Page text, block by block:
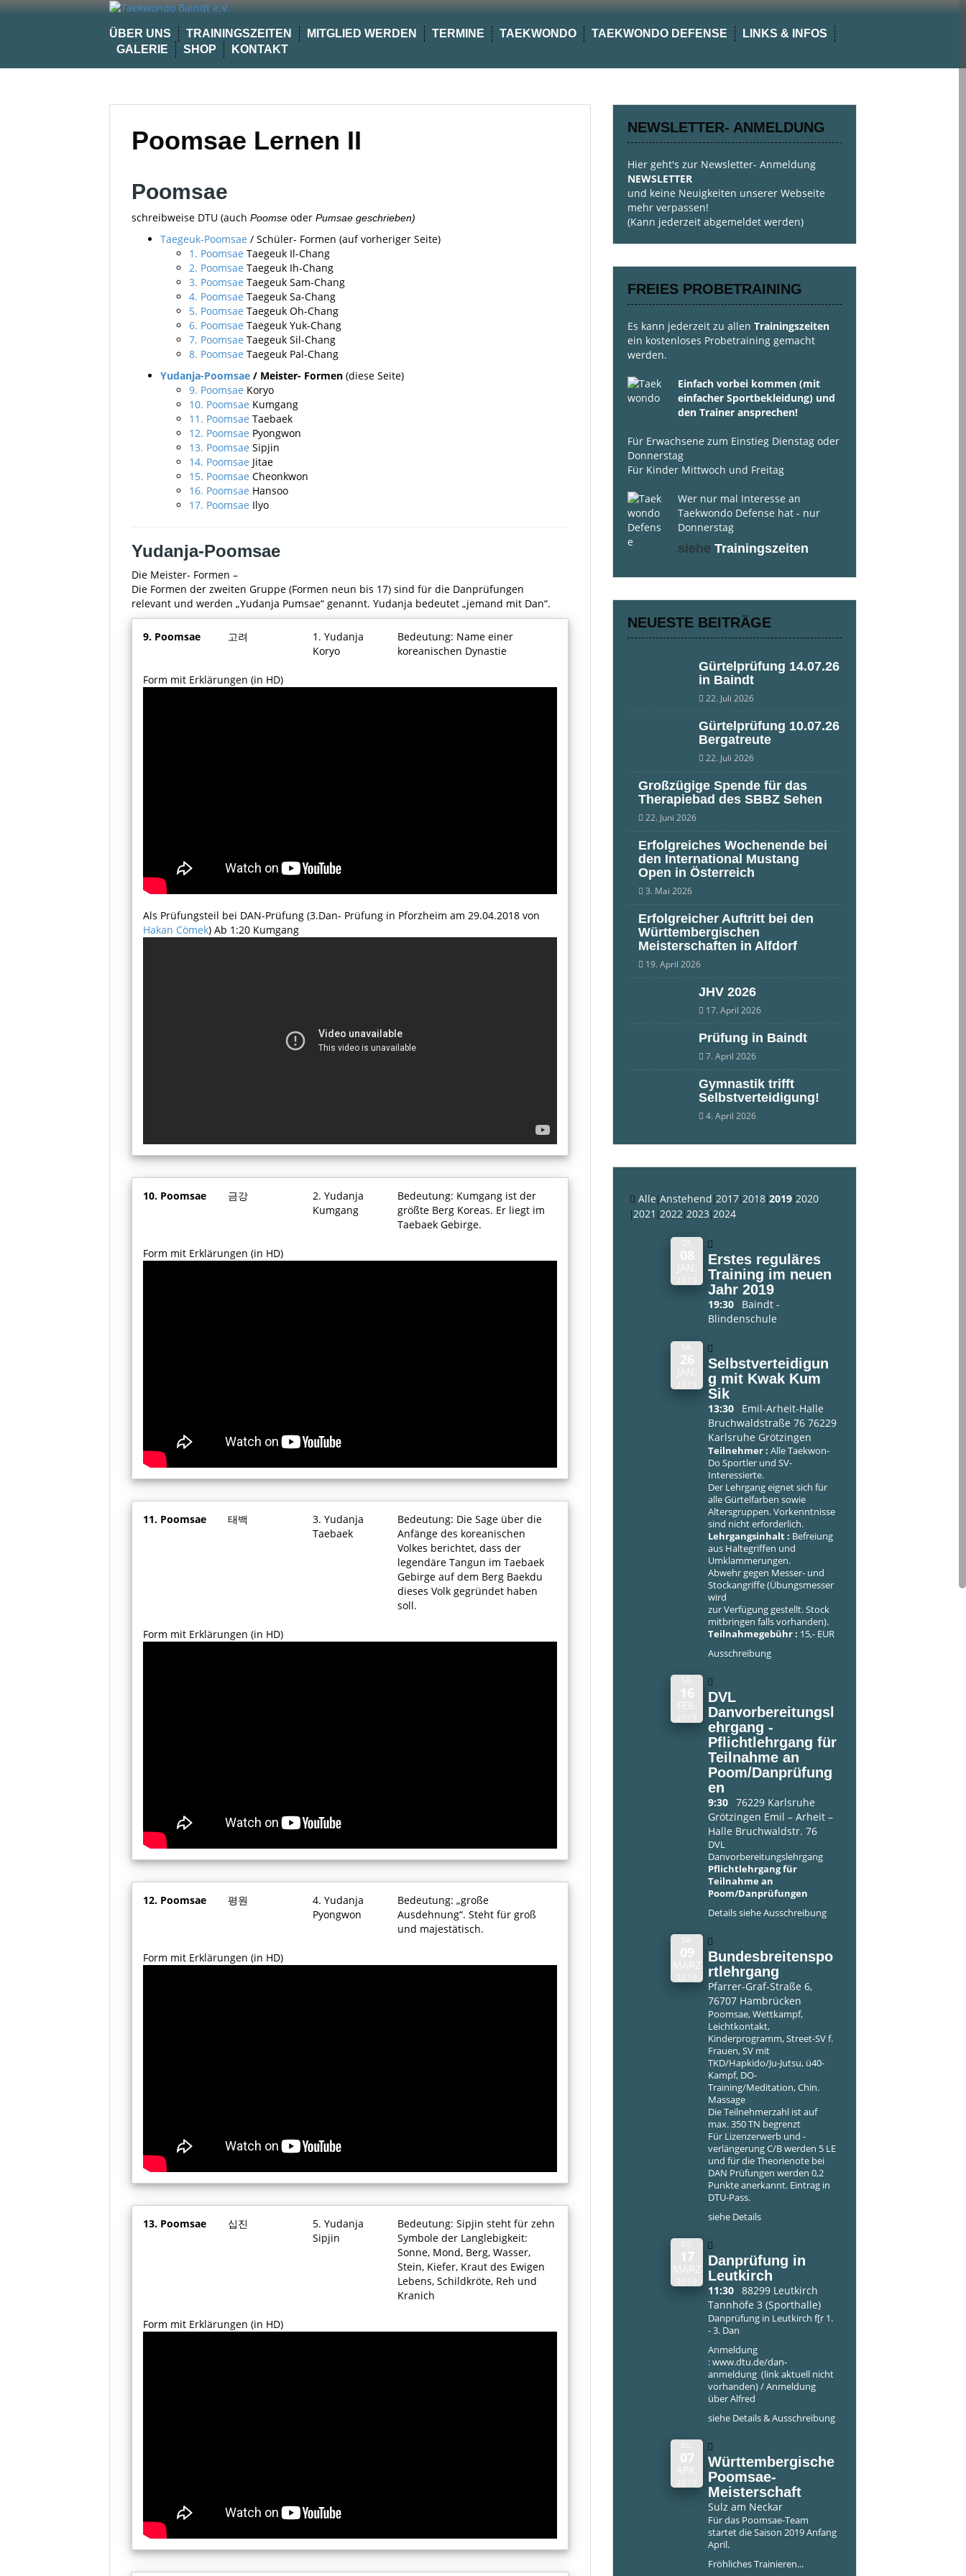
Skip
ÜBER UNS TRAININGSZEITEN MITGLIED WERDEN TERMINE TAEKWONDO TAEKWONDO DEFENSE
LINKS & INFOS
GALERIE
SHOP KONTAKT
Poomsae Lernen II
Poomsae
schreibweise DTU (auch Poomse oder Pumsae geschrieben)
Taegeuk-Poomsae / Schüler- Formen (auf vorheriger Seite)
1. Poomsae Taegeuk Il-Chang
2. Poomsae Taegeuk Ih-Chang
3. Poomsae Taegeuk Sam-Chang
4. Poomsae Taegeuk Sa-Chang
5. Poomsae Taegeuk Oh-Chang
6. Poomsae Taegeuk Yuk-Chang
7. Poomsae Taegeuk Sil-Chang
8. Poomsae Taegeuk Pal-Chang
Yudanja-Poomsae / Meister- Formen (diese Seite)
9. Poomsae Koryo
10. Poomsae Kumgang
11. Poomsae Taebaek
12. Poomsae Pyongwon
13. Poomsae Sipjin
14. Poomsae Jitae
15. Poomsae Cheonkwon
16. Poomsae Hansoo
17. Poomsae Ilyo
Yudanja-Poomsae
Die Meister- Formen –
Die Formen der zweiten Gruppe (Formen neun bis 17) sind für die Danprüfungen
relevant und werden „Yudanja Pumsae“ genannt. Yudanja bedeutet „jemand mit Dan“.
9. Poomsae 고려
1. Yudanja
Koryo
Bedeutung: Name einer
koreanischen Dynastie
Form mit Erklärungen (in HD)
Als Prüfungsteil bei DAN-Prüfung (3.Dan- Prüfung in Pforzheim am 29.04.2018 von
Hakan Cömek) Ab 1:20 Kumgang
10. Poomsae 금강
2. Yudanja
Kumgang
Bedeutung: Kumgang ist der
größte Berg Koreas. Er liegt im
Taebaek Gebirge.
Form mit Erklärungen (in HD)
11. Poomsae 태백
3. Yudanja
Taebaek
Bedeutung: Die Sage über die
Anfänge des koreanischen
Volkes berichtet, dass der
legendäre Tangun im Taebaek
Gebirge auf dem Berg Baekdu
dieses Volk gegründet haben
soll.
Form mit Erklärungen (in HD)
12. Poomsae 평원
4. Yudanja
Pyongwon
Bedeutung: „große
Ausdehnung“. Steht für groß
und majestätisch.
Form mit Erklärungen (in HD)
13. Poomsae 십진
5. Yudanja
Sipjin
Bedeutung: Sipjin steht für zehn
Symbole der Langlebigkeit:
Sonne, Mond, Berg, Wasser,
Stein, Kiefer, Kraut des Ewigen
Lebens, Schildkröte, Reh und
Kranich
Form mit Erklärungen (in HD)
NEWSLETTER- ANMELDUNG
Hier geht's zur Newsletter- Anmeldung
NEWSLETTER
und keine Neuigkeiten unserer Webseite
mehr verpassen!
(Kann jederzeit abgemeldet werden)
FREIES PROBETRAINING
Es kann jederzeit zu allen Trainingszeiten
ein kostenloses Probetraining gemacht
werden.
Einfach vorbei kommen (mit
einfacher Sportbekleidung) und
den Trainer ansprechen!
Für Erwachsene zum Einstieg Dienstag oder
Donnerstag
Für Kinder Mittwoch und Freitag
Wer nur mal Interesse an
Taekwondo Defense hat - nur
Donnerstag
siehe Trainingszeiten
NEUESTE BEITRÄGE
Gürtelprüfung 14.07.26
in Baindt
22. Juli 2026
Gürtelprüfung 10.07.26
Bergatreute
22. Juli 2026
Großzügige Spende für das
Therapiebad des SBBZ Sehen
22. Juni 2026
Erfolgreiches Wochenende bei
den International Mustang
Open in Österreich
3. Mai 2026
Erfolgreicher Auftritt bei den
Württembergischen
Meisterschaften in Alfdorf
19. April 2026
JHV 2026
17. April 2026
Prüfung in Baindt
7. April 2026
Gymnastik trifft
Selbstverteidigung!
4. April 2026
Alle Anstehend 2017 2018 2019 2020
2021 2022 2023 2024
08
JAN.
Erstes reguläres
Training im neuen
Jahr 2019
19:30
Baindt -
Blindenschule
SA.
26
JAN.
Selbstverteidigun
g mit Kwak Kum
Sik
13:30
Emil-Arheit-Halle
Bruchwaldstraße 76 76229
Karlsruhe Grötzingen
Teilnehmer : Alle Taekwon-
Do Sportler und SV-
Interessierte.
Der Lehrgang eignet sich für
alle Gürtelfarben sowie
Altersgruppen. Vorkenntnisse
sind nicht erforderlich.
Lehrgangsinhalt : Befreiung
aus Haltegriffen und
Umklammerungen.
Abwehr gegen Messer- und
Stockangriffe (Übungsmesser
wird
zur Verfügung gestellt. Stock
mitbringen falls vorhanden).
Teilnahmegebühr : 15,- EUR
Ausschreibung
SA.
16
FEB.
DVL
Danvorbereitungsl
ehrgang -
Pflichtlehrgang für
Teilnahme an
Poom/Danprüfung
en
9:30 76229 Karlsruhe
Grötzingen Emil – Arheit –
Halle Bruchwaldstr. 76
DVL
Danvorbereitungslehrgang
Pflichtlehrgang für
Teilnahme an
Poom/Danprüfungen
Details sieheAusschreibung
SA.
09
MÄRZ
Bundesbreitenspo
rtlehrgang
Pfarrer-Graf-Straße 6,
76707 Hambrücken
Poomsae, Wettkampf,
Leichtkontakt,
Kinderprogramm, Street-SV f.
Frauen, SV mit
TKD/Hapkido/Ju-Jutsu, ü40-
Kampf, DO-
Training/Meditation, Chin.
Massage
Die Teilnehmerzahl ist auf
max. 350 TN begrenzt
Für Lizenzerwerb und -
verlängerung C/B werden 5 LE
und für die Theorienote bei
DAN Prüfungen werden 0,2
Punkte anerkannt. Eintrag in
DTU-Pass.
siehe Details
17
MÄRZ
Danprüfung in
Leutkirch
11:30 88299 Leutkirch
Tannhöfe 3 (Sporthalle)
Danprüfung in Leutkirch f[r 1.
- 3. Dan
Anmeldung
: www.dtu.de/dan-
anmeldung (link aktuell nicht
vorhanden) / Anmeldung
über Alfred
siehe Details & Ausschreibung
07
APR.
Württembergische
Poomsae-
Meisterschaft
Sulz am Neckar
Für das Poomsae-Team
startet die Saison 2019 Anfang
April.
Fröhliches Trainieren...